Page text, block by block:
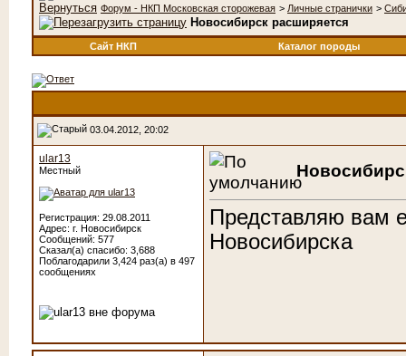
Форум - НКП Московская сторожевая > Личные странички >
Новосибирск расширяется
Сайт НКП Каталог породы
03.04.2012, 20:02
ular13
Местный
Регистрация: 29.08.2011
Адрес: г. Новосибирск
Сообщений: 577
Сказал(а) спасибо: 3,688
Поблагодарили 3,424 раз(а) в 497
сообщениях
Представляю вам
Новосибирска